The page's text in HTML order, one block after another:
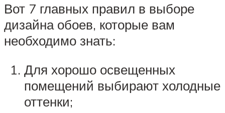
Вот 7 главных правил в выборе
дизайна обоев, которые вам
необходимо знать:
Для хорошо освещенных
помещений выбирают холодные
оттенки;